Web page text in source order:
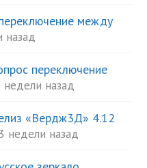
между
назад
переключение
недели назад
«Вердж3Д» 4.12
недели назад